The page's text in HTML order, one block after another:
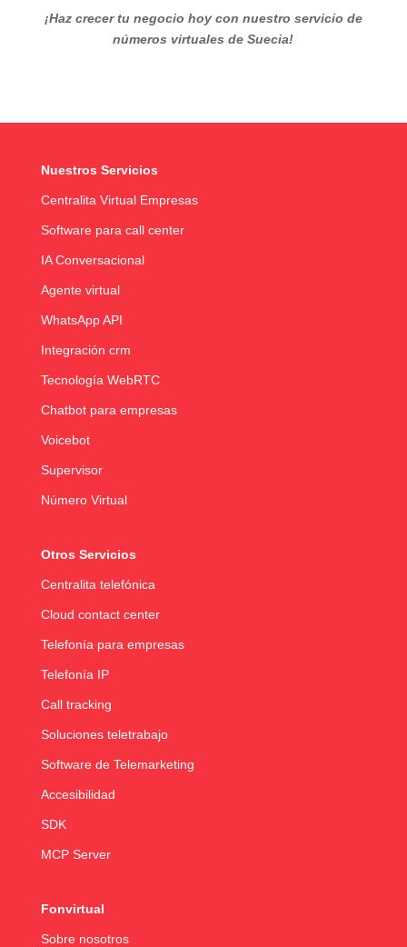
¡Haz crecer tu negocio hoy con nuestro servicio de
números virtuales de Suecia!
Nuestros Servicios
Centralita Virtual Empresas
Software para call center
IA Conversacional
Agente virtual
WhatsApp API
Integración crm
Tecnología WebRTC
Chatbot para empresas
Voicebot
Supervisor
Número Virtual
Otros Servicios
Centralita telefónica
Cloud contact center
Telefonía para empresas
Telefonía IP
Call tracking
Soluciones teletrabajo
Software de Telemarketing
Accesibilidad
SDK
MCP Server
Fonvirtual
Sobre nosotros